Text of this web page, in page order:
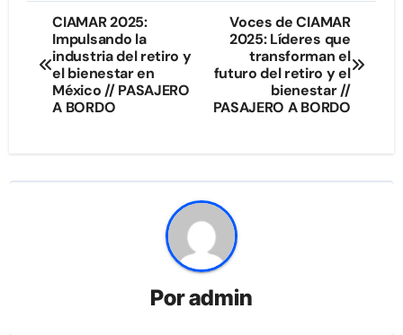
Navegación
de
entradas
CIAMAR 2025:
Impulsando la
industria del retiro y
el bienestar en
México // PASAJERO
A BORDO
Voces de CIAMAR
2025: Líderes que
transforman el
futuro del retiro y el
bienestar //
PASAJERO A BORDO
Poradmin